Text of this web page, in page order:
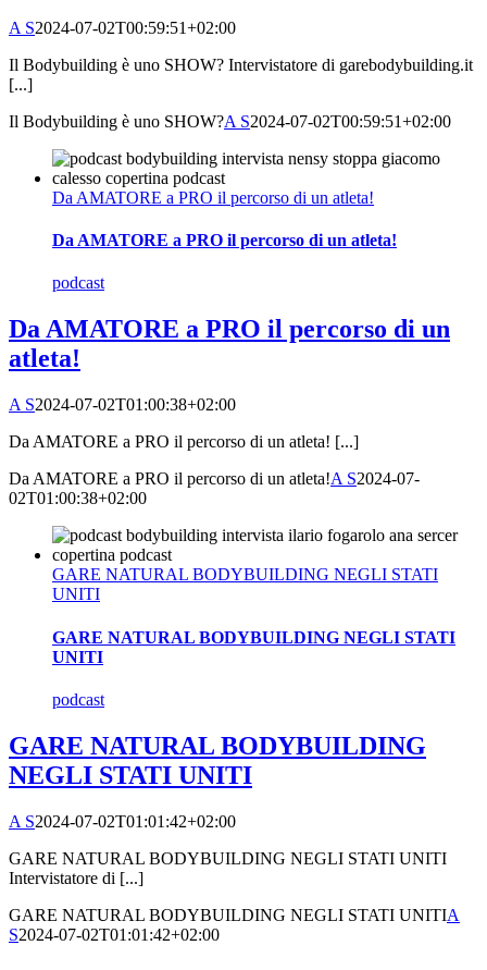
A S2024-07-02T00:59:51+02:00
Il Bodybuilding è uno SHOW? Intervistatore di garebodybuilding.it
[...]
Il Bodybuilding è uno SHOW?A S2024-07-02T00:59:51+02:00
Da AMATORE a PRO il percorso di un atleta!
Da AMATORE a PRO il percorso di un atleta!
podcast
Da AMATORE a PRO il percorso di un
atleta!
A S2024-07-02T01:00:38+02:00
Da AMATORE a PRO il percorso di un atleta! [...]
Da AMATORE a PRO il percorso di un atleta!A S2024-07-
02T01:00:38+02:00
GARE NATURAL BODYBUILDING NEGLI STATI
UNITI
GARE NATURAL BODYBUILDING NEGLI STATI
UNITI
podcast
GARE NATURAL BODYBUILDING
NEGLI STATI UNITI
A S2024-07-02T01:01:42+02:00
GARE NATURAL BODYBUILDING NEGLI STATI UNITI
Intervistatore di [...]
GARE NATURAL BODYBUILDING NEGLI STATI UNITIA
S2024-07-02T01:01:42+02:00